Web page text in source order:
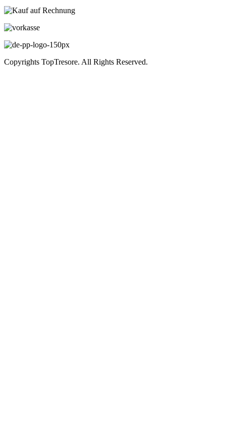
Copyrights TopTresore. All Rights Reserved.